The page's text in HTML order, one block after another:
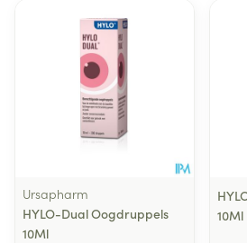
Ursapharm
HYLO-Dual Oogdruppels
10Ml
10Ml